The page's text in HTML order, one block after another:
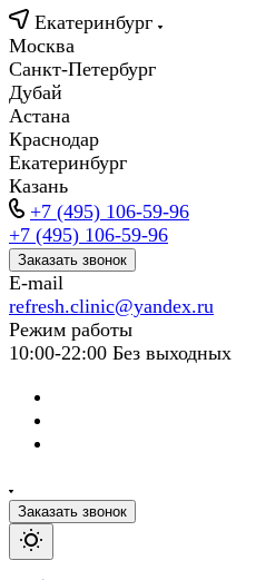
Екатеринбург
Москва
Санкт-Петербург
Дубай
Астана
Краснодар
Екатеринбург
Казань
+7 (495) 106-59-96
+7 (495) 106-59-96
Заказать звонок
E-mail
refresh.clinic@yandex.ru
Режим работы
10:00-22:00 Без выходных
Заказать звонок